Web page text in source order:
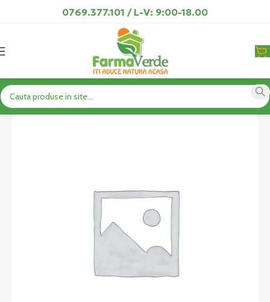
0769.377.101 / L-V: 9:00-18.00